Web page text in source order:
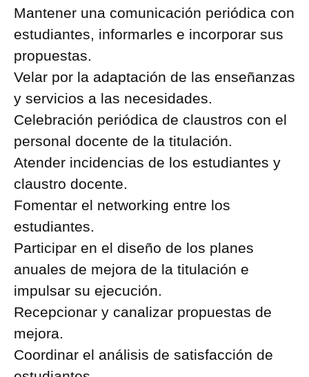
Mantener una comunicación periódica con
estudiantes, informarles e incorporar sus
propuestas.
Velar por la adaptación de las enseñanzas
y servicios a las necesidades.
Celebración periódica de claustros con el
personal docente de la titulación.
Atender incidencias de los estudiantes y
claustro docente.
Fomentar el networking entre los
estudiantes.
Participar en el diseño de los planes
anuales de mejora de la titulación e
impulsar su ejecución.
Recepcionar y canalizar propuestas de
mejora.
Coordinar el análisis de satisfacción de